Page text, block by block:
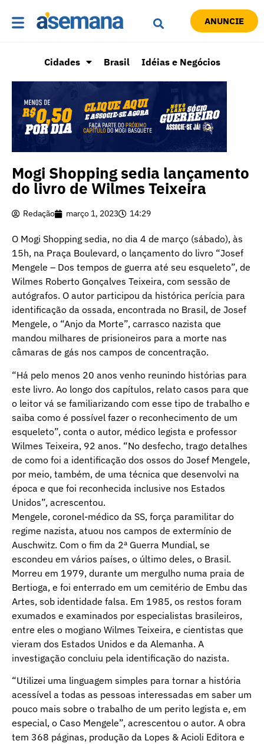
ANUNCIE
Cidades Brasil Idéias e Negócios
Mogi Shopping sedia lançamento
do livro de Wilmes Teixeira
Redação março 1, 2023 14:29
O Mogi Shopping sedia, no dia 4 de março (sábado), às
15h, na Praça Boulevard, o lançamento do livro “Josef
Mengele – Dos tempos de guerra até seu esqueleto”, de
Wilmes Roberto Gonçalves Teixeira, com sessão de
autógrafos. O autor participou da histórica perícia para
identificação da ossada, encontrada no Brasil, de Josef
Mengele, o “Anjo da Morte”, carrasco nazista que
mandou milhares de prisioneiros para a morte nas
câmaras de gás nos campos de concentração.
“Há pelo menos 20 anos venho reunindo histórias para
este livro. Ao longo dos capítulos, relato casos para que
o leitor vá se familiarizando com esse tipo de trabalho e
saiba como é possível fazer o reconhecimento de um
esqueleto”, conta o autor, médico legista e professor
Wilmes Teixeira, 92 anos. “No desfecho, trago detalhes
de como foi a identificação dos ossos do Josef Mengele,
por meio, também, de uma técnica que desenvolvi na
época e que foi reconhecida inclusive nos Estados
Unidos”, acrescentou.
Mengele, coronel-médico da SS, força paramilitar do
regime nazista, atuou nos campos de extermínio de
Auschwitz. Com o fim da 2ª Guerra Mundial, se
escondeu em vários países, o último deles, o Brasil.
Morreu em 1979, durante um mergulho numa praia de
Bertioga, e foi enterrado em um cemitério de Embu das
Artes, sob identidade falsa. Em 1985, os restos foram
exumados e examinados por especialistas brasileiros,
entre eles o mogiano Wilmes Teixeira, e cientistas que
vieram dos Estados Unidos e da Alemanha. A
investigação concluiu pela identificação do nazista.
“Utilizei uma linguagem simples para tornar a história
acessível a todas as pessoas interessadas em saber um
pouco mais sobre o trabalho de um perito legista e, em
especial, o Caso Mengele”, acrescentou o autor. A obra
tem 368 páginas, produção da Lopes & Acioli Editora e